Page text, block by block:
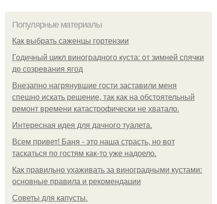
Популярные материалы
Как выбрать саженцы гортензии
Годичный цикл виноградного куста: от зимней спячки
до созревания ягод
Внезапно нагрянувшие гости заставили меня
спешно искать решение, так как на обстоятельный
ремонт времени катастрофически не хватало.
Интересная идея для дачного туалета.
Всем привет! Баня - это наша страсть, но вот
таскаться по гостям как-то уже надоело.
Как правильно ухаживать за виноградными кустами:
основные правила и рекомендации
Советы для капусты.